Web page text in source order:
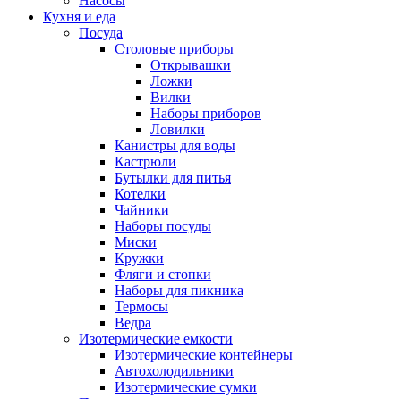
Кухня и еда
Посуда
Столовые приборы
Открывашки
Ложки
Вилки
Наборы приборов
Ловилки
Канистры для воды
Кастрюли
Бутылки для питья
Котелки
Чайники
Наборы посуды
Миски
Кружки
Фляги и стопки
Наборы для пикника
Термосы
Ведра
Изотермические емкости
Изотермические контейнеры
Автохолодильники
Изотермические сумки